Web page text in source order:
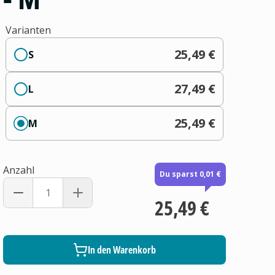
Varianten
S
25,49 €
L 27,49 €
M 25,49 €
Anzahl Du sparst 0,01 €
25,49 €
In den Warenkorb